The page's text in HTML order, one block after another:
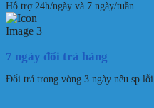
Hỗ trợ 24h/ngày và 7 ngày/tuần
7 ngày đổi trả hàng
Đổi trả trong vòng 3 ngày nếu sp lỗi